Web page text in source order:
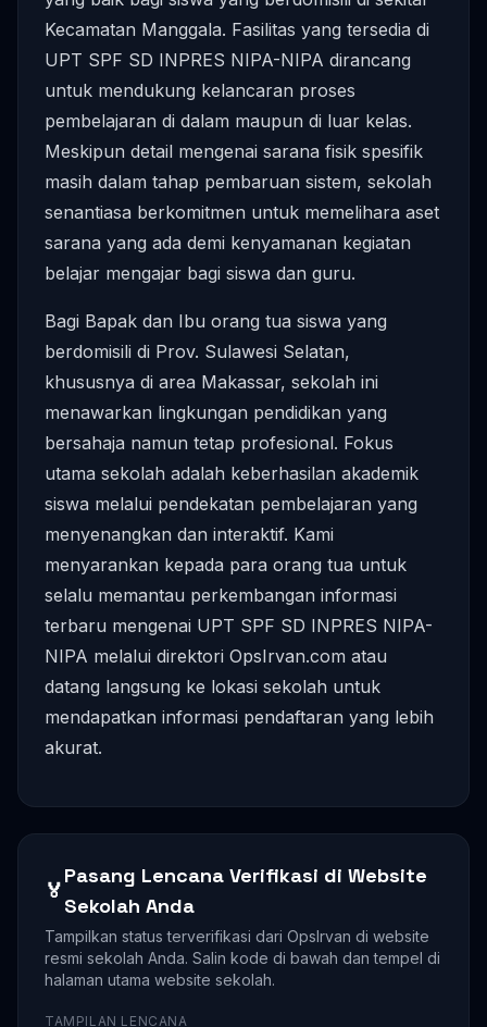
Kecamatan Manggala. Fasilitas yang tersedia di
UPT SPF SD INPRES NIPA-NIPA dirancang
untuk mendukung kelancaran proses
pembelajaran di dalam maupun di luar kelas.
Meskipun detail mengenai sarana fisik spesifik
masih dalam tahap pembaruan sistem, sekolah
senantiasa berkomitmen untuk memelihara aset
sarana yang ada demi kenyamanan kegiatan
belajar mengajar bagi siswa dan guru.
Bagi Bapak dan Ibu orang tua siswa yang
berdomisili di Prov. Sulawesi Selatan,
khususnya di area Makassar, sekolah ini
menawarkan lingkungan pendidikan yang
bersahaja namun tetap profesional. Fokus
utama sekolah adalah keberhasilan akademik
siswa melalui pendekatan pembelajaran yang
menyenangkan dan interaktif. Kami
menyarankan kepada para orang tua untuk
selalu memantau perkembangan informasi
terbaru mengenai UPT SPF SD INPRES NIPA-
NIPA melalui direktori OpsIrvan.com atau
datang langsung ke lokasi sekolah untuk
mendapatkan informasi pendaftaran yang lebih
akurat.
🏅
Pasang Lencana Verifikasi di Website
Sekolah Anda
Tampilkan status terverifikasi dari OpsIrvan di website
resmi sekolah Anda. Salin kode di bawah dan tempel di
halaman utama website sekolah.
TAMPILAN LENCANA